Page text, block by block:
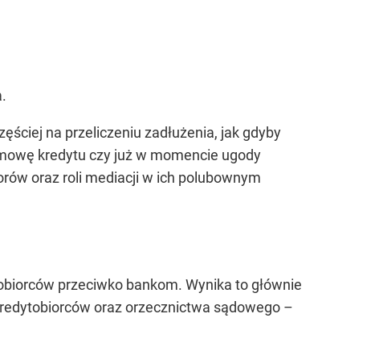
na przeliczeniu zadłużenia, jak gdyby
kredytu czy już w momencie ugody
oraz roli mediacji w ich polubownym
przeciwko bankom. Wynika to głównie
oraz orzecznictwa sądowego –